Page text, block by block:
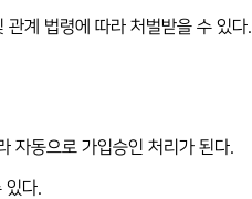
계 법령에 따라 처벌받을 수 있다.
자동으로 가입승인 처리가 된다.
있다.